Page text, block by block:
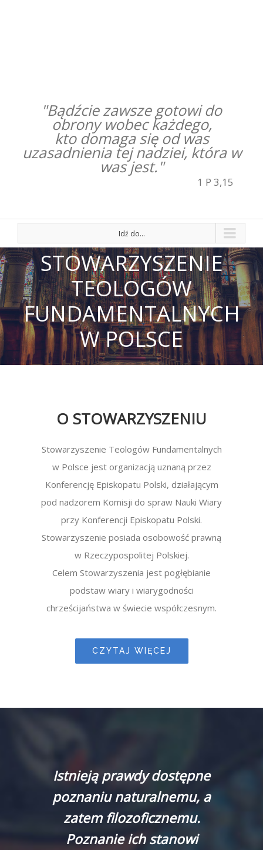
"Bądźcie zawsze gotowi do
obrony wobec każdego,
kto domaga się od was
uzasadnienia tej nadziei, która w
was jest."
1 P 3,15
Idź do...
STOWARZYSZENIE
TEOLOGÓW
FUNDAMENTALNYCH
W POLSCE
O STOWARZYSZENIU
Stowarzyszenie Teologów Fundamentalnych
w Polsce jest organizacją uznaną przez
Konferencję Episkopatu Polski, działającym
pod nadzorem Komisji do spraw Nauki Wiary
przy Konferencji Episkopatu Polski.
Stowarzyszenie posiada osobowość prawną
w Rzeczypospolitej Polskiej.
Celem Stowarzyszenia jest pogłębianie
podstaw wiary i wiarygodności
chrześcijaństwa w świecie współczesnym.
CZYTAJ WIĘCEJ
Istnieją prawdy dostępne
poznaniu naturalnemu, a
zatem filozoficznemu.
Poznanie ich stanowi